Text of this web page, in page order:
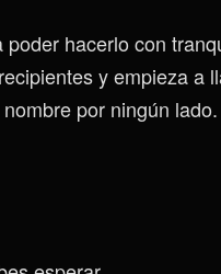
hacerlo con
y empieza a
por ningún lado.